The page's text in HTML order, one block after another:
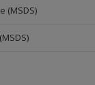
(MSDS)